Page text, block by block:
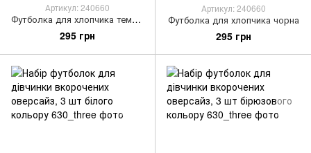
Артикул: 240660
Футболка для хлопчика темно-синя
295 грн
Артикул: 240660
Футболка для хлопчика чорна
295 грн